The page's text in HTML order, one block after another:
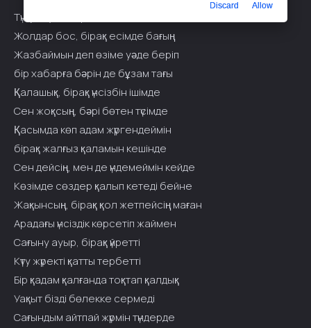
Түн ұзақ, ойларым сенде тағы
Жолдар бос, бірақ есімде бағың
Жазбаймын деп өзіме уәде беріп
бір хабарға бәрін де бұзам тағы
Қалашық, бірақ үнсізбін ішімде
Сен жоқсың, бәрі бөтен түсімде
Қасымда көп адам жүргендеймін
бірақ жалғыз қаламын кешінде
Сен дейсің, мен де үндемеймін кейде
Көзімде сөздер қалып кетеді бейне
Жақынсың, бірақ қол жетпейсің маған
Арадағы үнсіздік көрсетіп жаймен
Сағыну ауыр, бірақ үйретті
Күту жүректі қатты тербетті
Бір қадам қалғанда тоқтап қалдық
Уақыт бізді бөлекке сермеді
Сағындым айтпай жүрмін түндерде
Discard Allow